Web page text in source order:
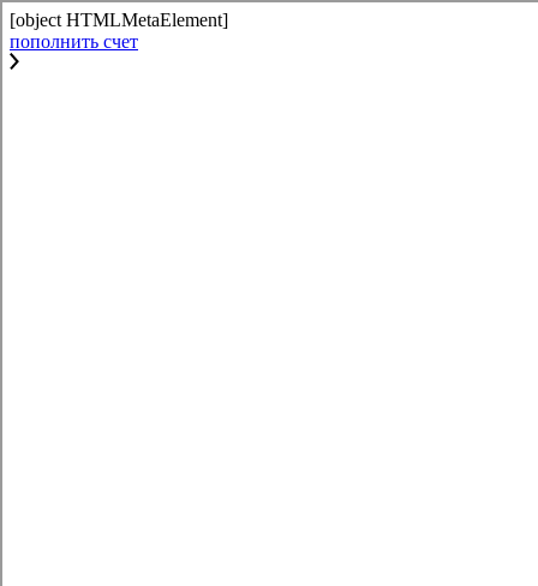
[object HTMLMetaElement]
пополнить счет